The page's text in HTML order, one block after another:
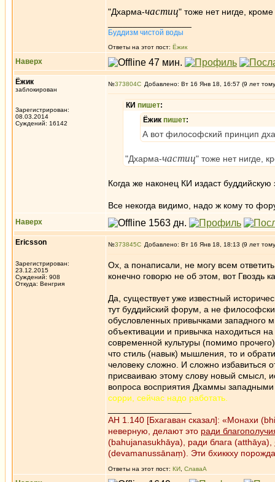
"Дхарма-частиц" тоже нет нигде,
Буддизм чистой воды
Ответы на этот пост: Ёжик
Наверх
Ёжик
заблокирован
Зарегистрирован:
08.03.2014
Суждений: 16142
№373804 Добавлено: Вт 16 Янв 18, 16:57 (9 лет
КИ пишет:
Ёжик пишет:
А вот философский принцип
"Дхарма-частиц" тоже нет нигде,
Когда же наконец КИ издаст
Все некогда видимо, надо ж кому то
Наверх
Ericsson
Зарегистрирован:
23.12.2015
Суждений: 908
Откуда: Венгрия
№373845 Добавлено: Вт 16 Янв 18, 18:13 (9 лет
Ох, а понаписали, не могу всем
конечно говорю не об этом, вот Гвоздь
Да, существует уже известный
тут буддийский форум, а не
обусловленных привычками западного
объективации и привычка находиться
современной культуры (помимо
что стиль (навык) мышления, то и
человеку сложно. И сложно избавиться
присваиваю этому слову новый смысл,
вопроса восприятия Дхаммы
сорри, сейчас надо работать.
АН 1.140 [Бхагаван сказал]: «Монахи
неверную, делают это ради
(bahujanasukhāya), ради блага (atthāya),
(devamanussānaṃ). Эти бхиккху
Ответы на этот пост: КИ СлаваА